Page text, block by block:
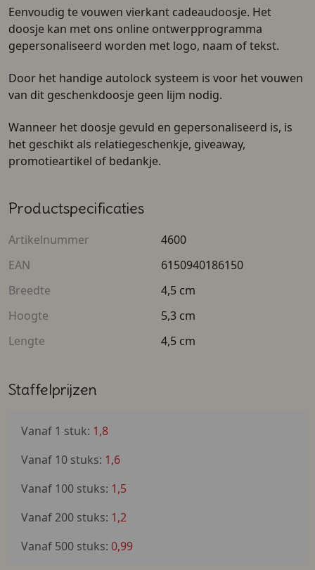
Eenvoudig te vouwen vierkant cadeaudoosje. Het
doosje kan met ons online ontwerpprogramma
gepersonaliseerd worden met logo, naam of tekst.
Door het handige autolock systeem is voor het vouwen
van dit geschenkdoosje geen lijm nodig.
Wanneer het doosje gevuld en gepersonaliseerd is, is
het geschikt als relatiegeschenkje, giveaway,
promotieartikel of bedankje.
Productspecificaties
Artikelnummer
4600
EAN
6150940186150
Breedte
4,5 cm
Hoogte
5,3 cm
Lengte
4,5 cm
Staffelprijzen
Vanaf 1 stuk: 1,8
Vanaf 10 stuks: 1,6
Vanaf 100 stuks: 1,5
Vanaf 200 stuks: 1,2
Vanaf 500 stuks: 0,99